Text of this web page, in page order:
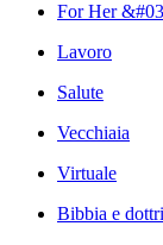
For Her
Lavoro
Salute
Vecchiaia
Virtuale
Bibbia e